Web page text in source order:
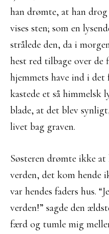
han drømte, at han
vises sten; som en
strålede den, da i
hest red tilbage over de
hjemmets have ind i
kastede et så himmelsk
blade, at det blev
livet bag graven.
Søsteren drømte ikke
verden, det kom hende
var hendes faders hus.
verden!” sagde den
færd og tumle mig